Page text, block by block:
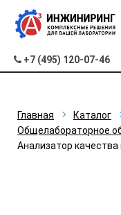
+7 (495) 120-07-46
Главная Каталог
Общелабораторное
Анализатор